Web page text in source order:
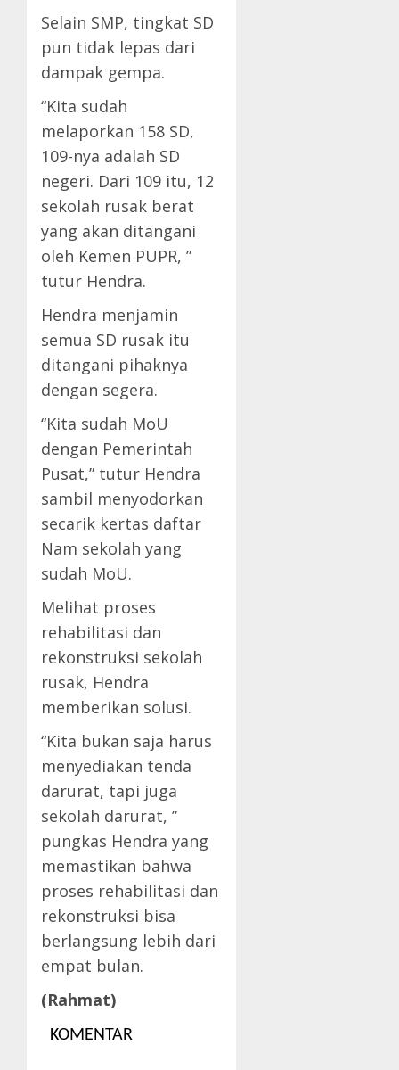
Selain SMP, tingkat SD
pun tidak lepas dari
dampak gempa.
“Kita sudah
melaporkan 158 SD,
109-nya adalah SD
negeri. Dari 109 itu, 12
sekolah rusak berat
yang akan ditangani
oleh Kemen PUPR, ”
tutur Hendra.
Hendra menjamin
semua SD rusak itu
ditangani pihaknya
dengan segera.
“Kita sudah MoU
dengan Pemerintah
Pusat,” tutur Hendra
sambil menyodorkan
secarik kertas daftar
Nam sekolah yang
sudah MoU.
Melihat proses
rehabilitasi dan
rekonstruksi sekolah
rusak, Hendra
memberikan solusi.
“Kita bukan saja harus
menyediakan tenda
darurat, tapi juga
sekolah darurat, ”
pungkas Hendra yang
memastikan bahwa
proses rehabilitasi dan
rekonstruksi bisa
berlangsung lebih dari
empat bulan.
(Rahmat)
KOMENTAR